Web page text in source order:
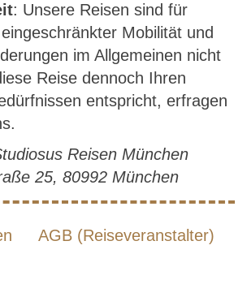
: Unsere Reisen sind für
Mobilität und
im Allgemeinen nicht
Reise dennoch Ihren
entspricht, erfragen
Reisen München
25, 80992 München
AGB (Reiseveranstalter)